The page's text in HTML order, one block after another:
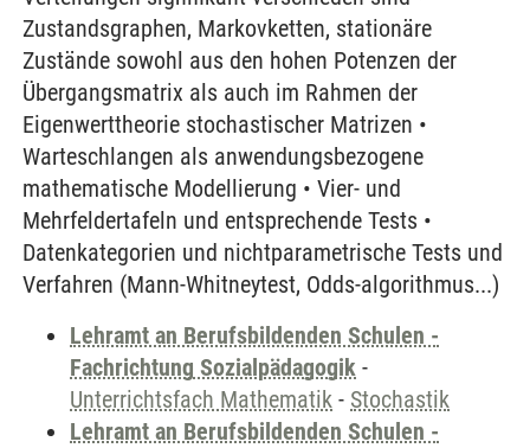
Zustandsgraphen, Markovketten, stationäre
Zustände sowohl aus den hohen Potenzen der
Übergangsmatrix als auch im Rahmen der
Eigenwerttheorie stochastischer Matrizen •
Warteschlangen als anwendungsbezogene
mathematische Modellierung • Vier- und
Mehrfeldertafeln und entsprechende Tests •
Datenkategorien und nichtparametrische Tests und
Verfahren (Mann-Whitneytest, Odds-algorithmus...)
Lehramt an Berufsbildenden Schulen -
Fachrichtung Sozialpädagogik -
Unterrichtsfach Mathematik - Stochastik
Lehramt an Berufsbildenden Schulen -